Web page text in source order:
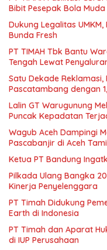
Bibit Pesepak Bola Muda
Dukung Legalitas
Bunda Fresh
PT TIMAH Tbk Bantu
Tengah Lewat
Satu Dekade Reklamasi,
Pascatambang dengan
Lalin GT Warugunung
Puncak Kepadatan
Wagub Aceh Dampingi
Pascabanjir di Aceh
Ketua PT Bandung
Pilkada Ulang Bangka
Kinerja Penyelenggara
PT Timah Didukung
Earth di Indonesia
PT Timah dan Aparat
di IUP Perusahaan